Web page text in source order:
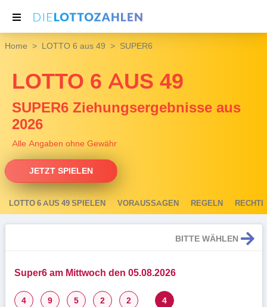
SERVICE
Home LOTTO 6 aus 49 SUPER6
LOTTO 6 AUS 49
SUPER6 Ziehungsergebnisse aus
2026
Alle Angaben ohne Gewähr
JETZT SPIELEN
LOTTO 6 AUS 49 SPIELEN VORAUSSAGEN REGELN
Super6 am Mittwoch den 05.08.2026
4 9 5 2 2 4
BITTE WÄHLEN